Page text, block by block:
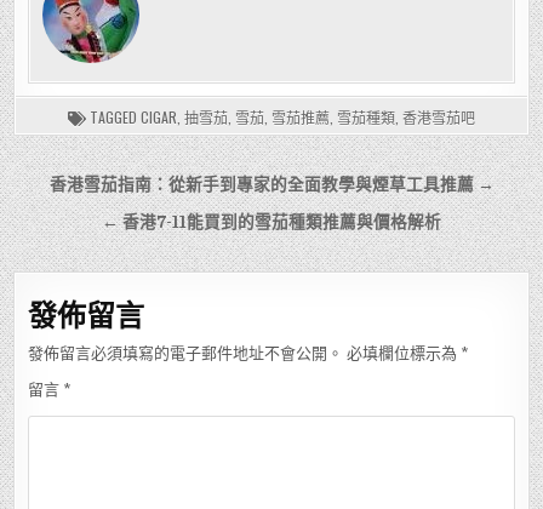
TAGGED CIGAR 抽雪茄 雪茄 雪茄推薦 雪茄種類 香港雪茄吧
文
章
導
覽
香港雪茄指南：從新手到專家的全面教學與煙草工具推薦 →
← 香港7-11能買到的雪茄種類推薦與價格解析
發佈留言
發佈留言必須填寫的電子郵件地址不會公開。 必填欄位標示為 *
留言 *